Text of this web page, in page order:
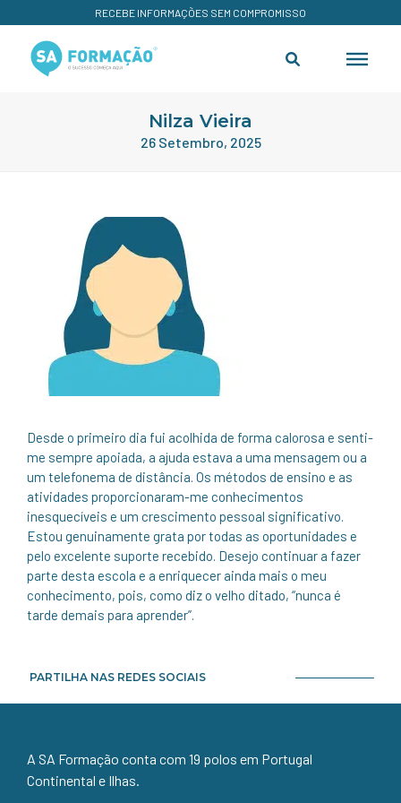
RECEBE INFORMAÇÕES SEM COMPROMISSO
Nilza Vieira
26 Setembro, 2025
Desde o primeiro dia fui acolhida de forma calorosa e senti-
me sempre apoiada, a ajuda estava a uma mensagem ou a
um telefonema de distância. Os métodos de ensino e as
atividades proporcionaram-me conhecimentos
inesquecíveis e um crescimento pessoal significativo.
Estou genuinamente grata por todas as oportunidades e
pelo excelente suporte recebido. Desejo continuar a fazer
parte desta escola e a enriquecer ainda mais o meu
conhecimento, pois, como diz o velho ditado, “nunca é
tarde demais para aprender”.
PARTILHA NAS REDES SOCIAIS
A SA Formação conta com 19 polos em Portugal
Continental e Ilhas.